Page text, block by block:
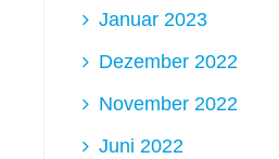
Januar 2023
Dezember 2022
November 2022
Juni 2022